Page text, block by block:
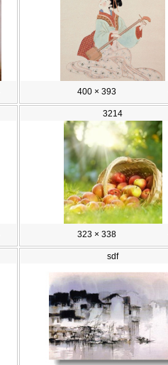
400 × 393
3214
323 × 338
sdf